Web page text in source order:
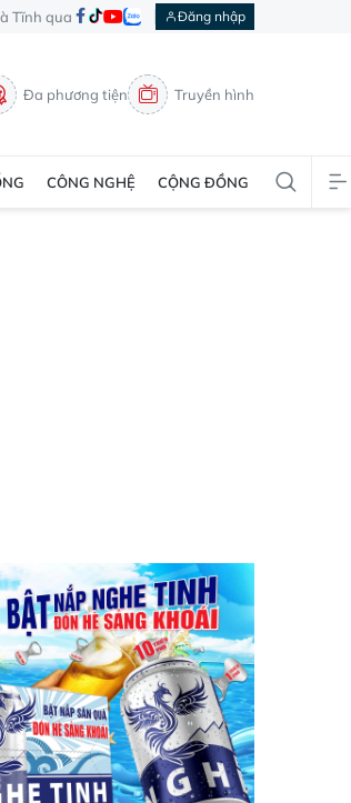
Tĩnh qua Đăng nhập
Đa phương tiện Truyền hình
CÔNG NGHỆ CỘNG ĐỒNG